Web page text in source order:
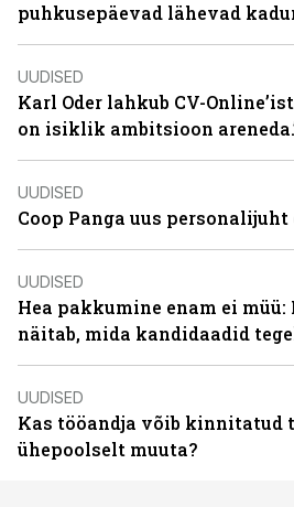
puhkusepäevad lähevad
UUDISED
Karl Oder lahkub CV-
on isiklik ambitsioon
UUDISED
Coop Panga uus
UUDISED
Hea pakkumine enam ei
näitab, mida kandidaadid
UUDISED
Kas tööandja võib kinnitatud
ühepoolselt muuta?